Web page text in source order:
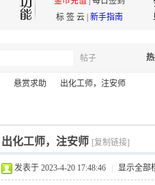
标 签 云 新手指南
帖子
索
›
悬赏求助
›
出化工师，注安师
出化工师，注安师 [复制链接]
发表于 2023-4-20 17:48:46 显示全部